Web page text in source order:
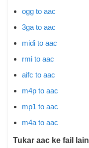
ogg to aac
3ga to aac
midi to aac
rmi to aac
aifc to aac
m4p to aac
mp1 to aac
m4a to aac
Tukar aac ke fail lain